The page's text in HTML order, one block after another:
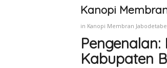
Kanopi
in Kanopi Membran
Kabupaten